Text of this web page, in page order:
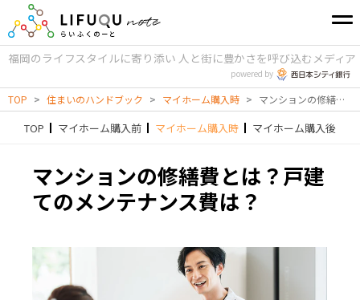
福岡のライフスタイルに寄り添い 人と街に豊かさを呼び込むメディア
powered by
TOP > 住まいのハンドブック > マイホーム購入時 > マンションの修繕費とは？戸建てのメンテナンス費は？
TOP マイホーム購入前 マイホーム購入時 マイホーム購入後
マンションの修繕費とは？戸建
てのメンテナンス費は？